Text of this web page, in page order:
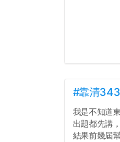
#靠清
我是不知道
出題都先講
結果前幾屆